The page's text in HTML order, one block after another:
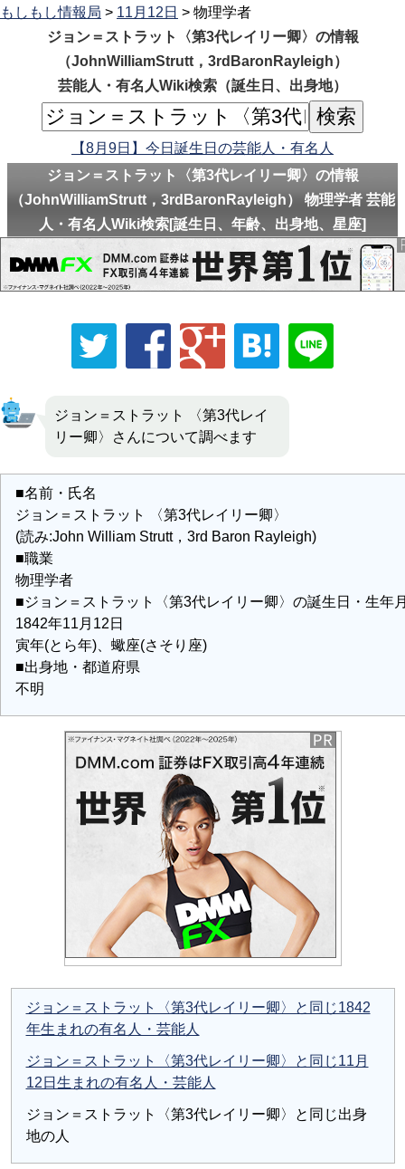
もしもし情報局 > 11月12日 > 物理学者
ジョン＝ストラット〈第3代レイリー卿〉の情報
（JohnWilliamStrutt，3rdBaronRayleigh）
芸能人・有名人Wiki検索（誕生日、出身地）
【8月9日】今日誕生日の芸能人・有名人
ジョン＝ストラット〈第3代レイリー卿〉の情報
（JohnWilliamStrutt，3rdBaronRayleigh） 物理学者 芸能
人・有名人Wiki検索[誕生日、年齢、出身地、星座]
ジョン＝ストラット 〈第3代レイ
リー卿〉さんについて調べます
■名前・氏名
ジョン＝ストラット 〈第3代レイリー卿〉
(読み:John William Strutt，3rd Baron Rayleigh)
■職業
物理学者
■ジョン＝ストラット〈第3代レイリー卿〉の誕生日・生年
1842年11月12日
寅年(とら年)、蠍座(さそり座)
■出身地・都道府県
不明
ジョン＝ストラット〈第3代レイリー卿〉と同じ1842
年生まれの有名人・芸能人
ジョン＝ストラット〈第3代レイリー卿〉と同じ11月
12日生まれの有名人・芸能人
ジョン＝ストラット〈第3代レイリー卿〉と同じ出身
地の人